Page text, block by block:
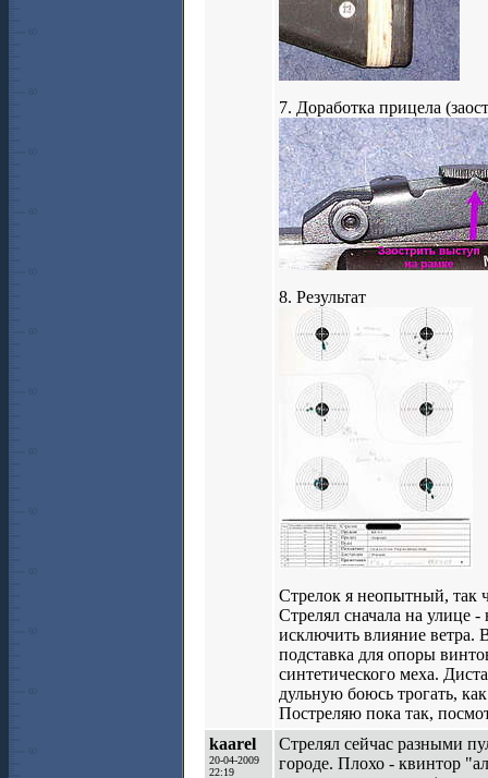
7. Доработка прицела
8. Результат
Стрелок я неопытный, так
Стрелял сначала на улице
исключить влияние ветра.
подставка для опоры
синтетического меха.
дульную боюсь трогать,
Постреляю пока так,
kaarel
20-04-2009
22:19
Стрелял сейчас разными
городе. Плохо - квинтор